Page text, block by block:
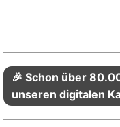
🎉 Schon über
unseren digitalen